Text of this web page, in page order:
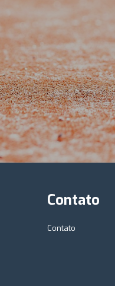
Contato
Contato